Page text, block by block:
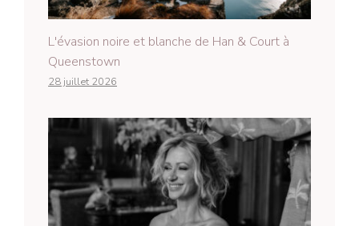
L'évasion noire et blanche de Han & Court à
Queenstown
28 juillet 2026